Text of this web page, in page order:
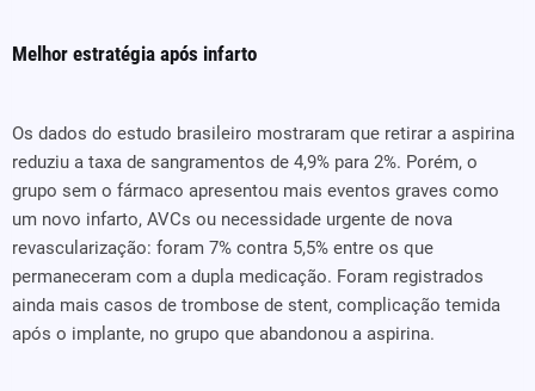
Melhor estratégia após infarto
Os dados do estudo brasileiro mostraram que retirar a aspirina
reduziu a taxa de sangramentos de 4,9% para 2%. Porém, o
grupo sem o fármaco apresentou mais eventos graves como
um novo infarto, AVCs ou necessidade urgente de nova
revascularização: foram 7% contra 5,5% entre os que
permaneceram com a dupla medicação. Foram registrados
ainda mais casos de trombose de stent, complicação temida
após o implante, no grupo que abandonou a aspirina.